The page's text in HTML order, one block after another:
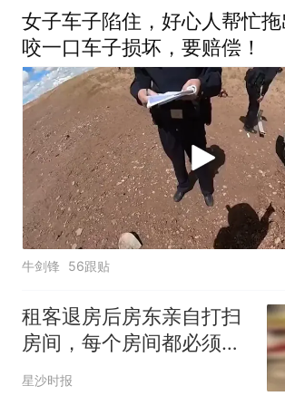
交公司回应“正在核实”
女子车子陷住，好心人帮忙
咬一口车子损坏，要赔偿！
牛剑锋 56跟贴
租客退房后房东亲自打扫
房间，每个房间都必须水
洗，网友：干净又清爽 会
星沙时报